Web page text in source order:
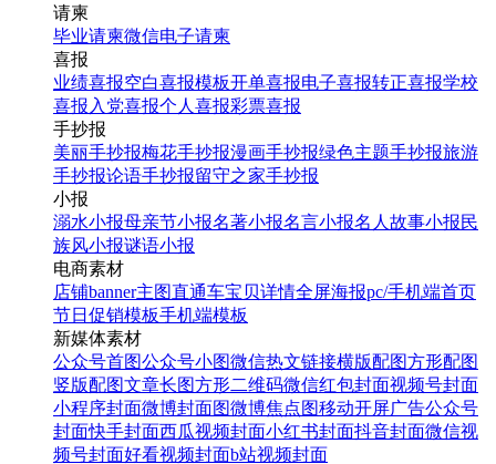
请柬
毕业请柬微信电子请柬
喜报
业绩喜报空白喜报模板开单喜报电子喜报转正喜报学校
喜报 入党喜报个人喜报彩票喜报
手抄报
美丽手抄报梅花手抄报漫画手抄报绿色主题手抄报旅游
手抄报论语手抄报留守之家手抄报
小报
溺水小报母亲节小报名著小报名言小报名人故事小报民
族风小报谜语小报
电商素材
店铺banner主图直通车宝贝详情全屏海报pc/手机端首页
节日促销模板手机端模板
新媒体素材
公众号首图公众号小图微信热文链接横版配图方形配图
竖版配图文章长图方形二维码微信红包封面视频号封面
小程序封面微博封面图微博焦点图移动开屏广告公众号
封面快手封面西瓜视频封面小红书封面抖音封面微信视
频号封面好看视频封面b站视频封面